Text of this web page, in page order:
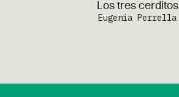
Los tres cerditos
Eugenia Perrella